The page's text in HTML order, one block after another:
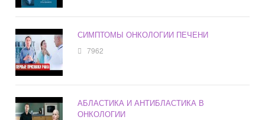
СИМПТОМЫ ОНКОЛОГИИ ПЕЧЕНИ
7962
АБЛАСТИКА И АНТИБЛАСТИКА В
ОНКОЛОГИИ